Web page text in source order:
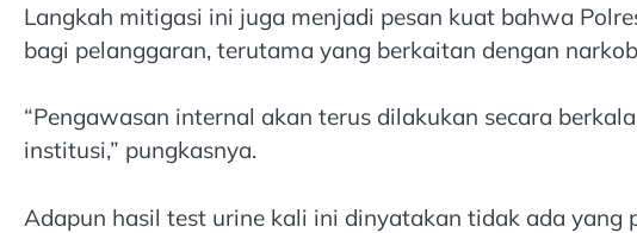
Langkah mitigasi ini juga menjadi pesan kuat bahwa
bagi pelanggaran, terutama yang berkaitan dengan
“Pengawasan internal akan terus dilakukan secara
institusi,” pungkasnya.
Adapun hasil test urine kali ini dinyatakan tidak ada yang